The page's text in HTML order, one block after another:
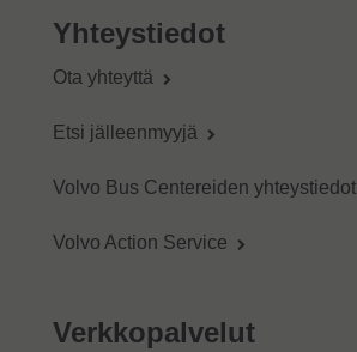
Yhteystiedot
Ota yhteyttä
Etsi jälleenmyyjä
Volvo Bus Centereiden yhteystiedot
Volvo Action Service
Verkkopalvelut